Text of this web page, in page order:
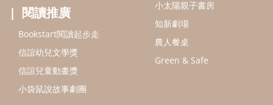
(02)2396-5305轉2345 (週一～週五 9:00～18:00)
認識信誼 合作洽談 智慧財產權聲明
本網站建議使用IE9(含以上)或 Google Chrome 版本瀏覽器
信誼基金會/上誼文化實業股份有限公司 版權所有 ©